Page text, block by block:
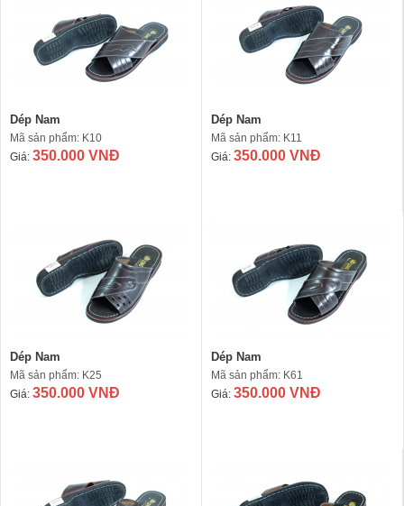
Dép Nam
Mã sản phẩm: K10
Giá: 350.000 VNĐ
Dép Nam
Mã sản phẩm: K11
Giá: 350.000 VNĐ
Dép Nam
Mã sản phẩm: K25
Giá: 350.000 VNĐ
Dép Nam
Mã sản phẩm: K61
Giá: 350.000 VNĐ